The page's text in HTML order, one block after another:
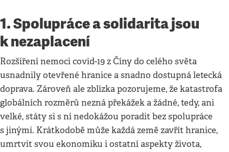
1. Spolupráce a solidarita jsou
k nezaplacení
Rozšíření nemoci covid-19 z Číny do celého světa
usnadnily otevřené hranice a snadno dostupná letecká
doprava. Zároveň ale zblízka pozorujeme, že katastrofa
globálních rozměrů nezná překážek a žádné, tedy, ani
velké, státy si s ní nedokážou poradit bez spolupráce
s jinými. Krátkodobě může každá země zavřít hranice,
umrtvit svou ekonomiku i ostatní aspekty života,